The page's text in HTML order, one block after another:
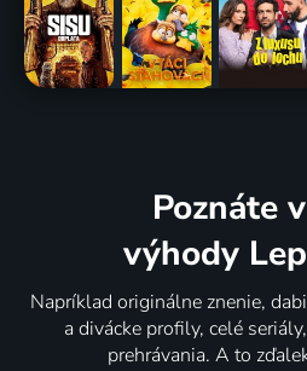
Poznáte
výhody
Napríklad originálne znenie,
a divácke profily, celé
prehrávania. A to